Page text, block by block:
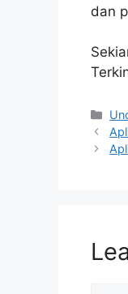
dan